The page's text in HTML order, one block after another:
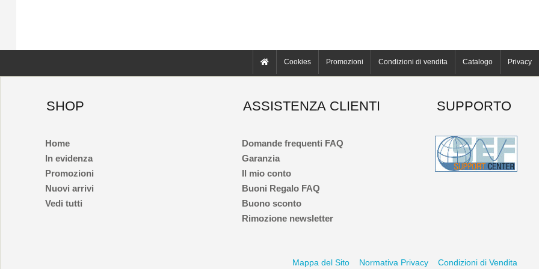
Cookies Promozioni Condizioni di vendita Catalogo Privacy
SHOP
Home
In evidenza
Promozioni
Nuovi arrivi
Vedi tutti
ASSISTENZA CLIENTI
Domande frequenti FAQ
Garanzia
Il mio conto
Buoni Regalo FAQ
Buono sconto
Rimozione newsletter
SUPPORTO
Mappa del Sito Normativa Privacy Condizioni di Vendita